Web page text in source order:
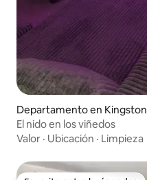
Departamento en Kingston
El nido en los viñedos
Valor · Ubicación · Limpieza